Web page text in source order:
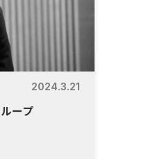
2024.3.21
ープ